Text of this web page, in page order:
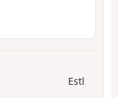
Estl